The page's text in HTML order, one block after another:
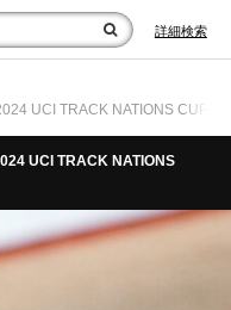
詳細検索
UCI TRACK NATIONS CUP
UCI TRACK NATIONS